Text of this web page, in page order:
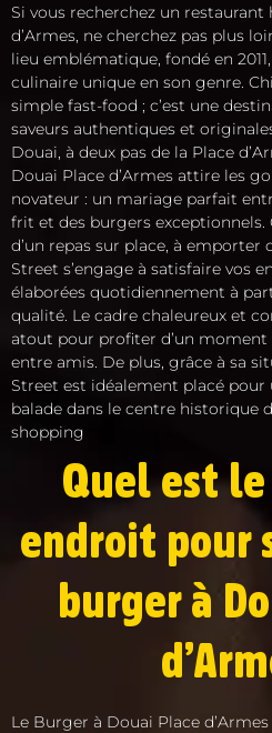
Si vous recherchez un restaurant
d’Armes, ne cherchez pas plus
lieu emblématique, fondé en
culinaire unique en son genre.
simple fast-food ; c’est une
saveurs authentiques et
Douai, à deux pas de la Place
Douai Place d’Armes attire les
novateur : un mariage parfait
frit et des burgers exceptionnels.
d’un repas sur place, à emporter
Street s’engage à satisfaire vos
élaborées quotidiennement à
qualité. Le cadre chaleureux et
atout pour profiter d’un
entre amis. De plus, grâce à sa
Street est idéalement placé pour
balade dans le centre historique
shopping
Quel est
endroit pour
burger à
Le Burger à Douai Place